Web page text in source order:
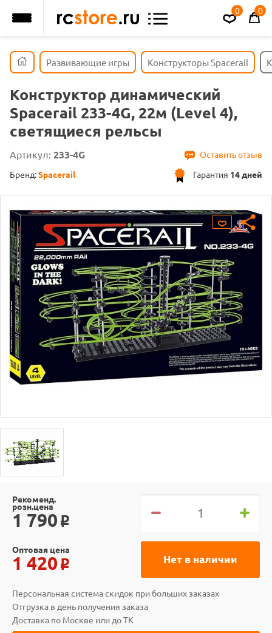
0 0
Развивающие игры Конструкторы Spacerail
Конструктор динамический
Spacerail 233-4G, 22м (Level 4),
светящиеся рельсы
Артикул: 233-4G
Оставить отзыв
Гарантия 14 дней
Бренд:Spacerail
Рекоменд.
розн.цена
1 790 o
Нет в наличии
Оптовая цена
1 420 o
Персональная система скидок при больших заказах
Отгрузка в день получения заказа
Доставка по Москве или до ТК